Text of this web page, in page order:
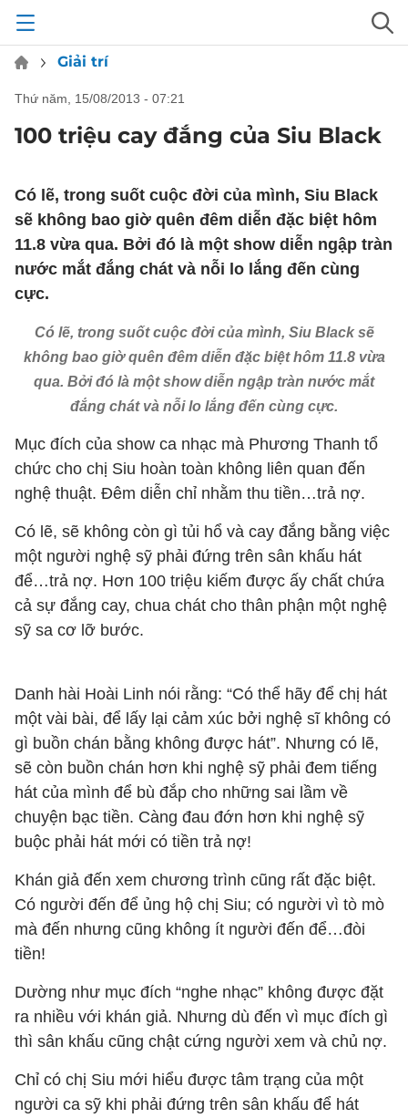
Giải trí
thứ năm, 15/08/2013 - 07:21
100 triệu cay đắng của Siu Black
Có lẽ, trong suốt cuộc đời của mình, Siu Black
sẽ không bao giờ quên đêm diễn đặc biệt hôm
11.8 vừa qua. Bởi đó là một show diễn ngập tràn
nước mắt đắng chát và nỗi lo lắng đến cùng
cực.
Có lẽ, trong suốt cuộc đời của mình, Siu Black sẽ
không bao giờ quên đêm diễn đặc biệt hôm 11.8 vừa
qua. Bởi đó là một show diễn ngập tràn nước mắt
đắng chát và nỗi lo lắng đến cùng cực.
Mục đích của show ca nhạc mà Phương Thanh tổ
chức cho chị Siu hoàn toàn không liên quan đến
nghệ thuật. Đêm diễn chỉ nhằm thu tiền…trả nợ.
Có lẽ, sẽ không còn gì tủi hổ và cay đắng bằng việc
một người nghệ sỹ phải đứng trên sân khấu hát
để…trả nợ. Hơn 100 triệu kiếm được ấy chất chứa
cả sự đắng cay, chua chát cho thân phận một nghệ
sỹ sa cơ lỡ bước.
Danh hài Hoài Linh nói rằng: “Có thể hãy để chị hát
một vài bài, để lấy lại cảm xúc bởi nghệ sĩ không có
gì buồn chán bằng không được hát”. Nhưng có lẽ,
sẽ còn buồn chán hơn khi nghệ sỹ phải đem tiếng
hát của mình để bù đắp cho những sai lầm về
chuyện bạc tiền. Càng đau đớn hơn khi nghệ sỹ
buộc phải hát mới có tiền trả nợ!
Khán giả đến xem chương trình cũng rất đặc biệt.
Có người đến để ủng hộ chị Siu; có người vì tò mò
mà đến nhưng cũng không ít người đến để…đòi
tiền!
Dường như mục đích “nghe nhạc” không được đặt
ra nhiều với khán giả. Nhưng dù đến vì mục đích gì
thì sân khấu cũng chật cứng người xem và chủ nợ.
Chỉ có chị Siu mới hiểu được tâm trạng của một
người ca sỹ khi phải đứng trên sân khấu để hát